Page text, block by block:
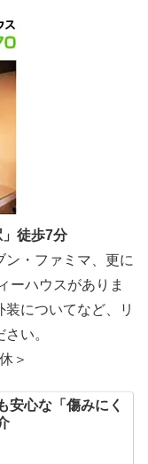
徒歩7分
・ファミマ、更に
ーハウスがありま
についてなど、リ
い。
＞
安心な「傷みにく